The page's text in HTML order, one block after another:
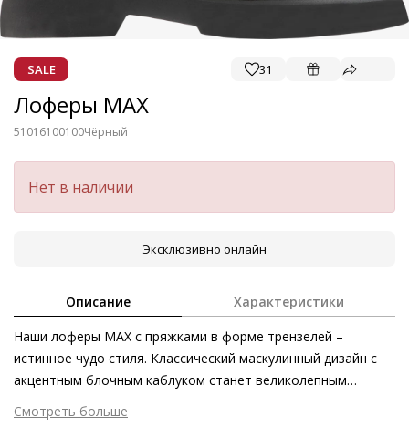
SALE 31
Лоферы MAX
51016100100Чёрный
Нет в наличии
Эксклюзивно онлайн
Описание Характеристики
Наши лоферы MAX с пряжками в форме трензелей –
истинное чудо стиля. Классический маскулинный дизайн с
акцентным блочным каблуком станет великолепным
дополнением к нарядам с широкими брюками и образам на
основе женственных платьев и юбок. Такая модель – по-
Смотреть больше